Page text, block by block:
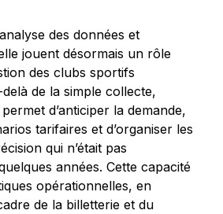
des données et
jouent désormais un rôle
des clubs sportifs
de la simple collecte,
d’anticiper la demande,
tarifaires et d’organiser les
qui n’était pas
années. Cette capacité
opérationnelles, en
de la billetterie et du